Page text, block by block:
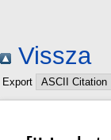
Vissza
Export